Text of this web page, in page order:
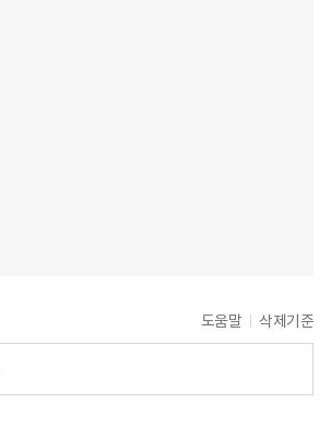
도움말 삭제기준